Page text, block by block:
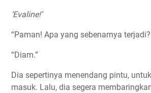
‘Evaline!’
“Paman! Apa yang sebenarnya
“Diam.”
Dia sepertinya menendang pintu,
masuk. Lalu, dia segera